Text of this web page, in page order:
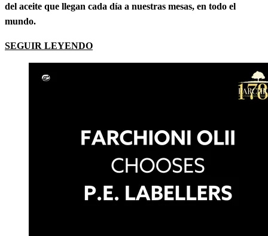
del aceite que llegan cada día a nuestras mesas, en todo el
mundo.
SEGUIR LEYENDO